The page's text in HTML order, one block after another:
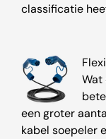
classificatie
Wat
een groter
kabel soepeler